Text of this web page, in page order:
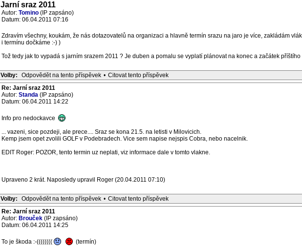
Jarní sraz 2011
Autor: Tomino (IP zapsáno)
Datum: 06.04.2011 07:16
Zdravím všechny, koukám, že nás dotazovatelů na organizaci a hlavně termín srazu na jaro je více, zakládám
i termínu dočkáme :-) )
Tož tedy jak to vypadá s jarním srazem 2011 ? Je duben a pomalu se vyplatí plánovat na konec a začátek příštího
Volby: Odpovědět na tento příspěvek • Citovat tento příspěvek
Re: Jarní sraz 2011
Autor: Standa (IP zapsáno)
Datum: 06.04.2011 14:22
Info pro nedockavce
... vazeni, sice pozdeji, ale prece.... Sraz se kona 21.5. na letisti v Milovicich.
Kemp jsem opet zvolili GOLF v Podebradech. Vice sem napise nejspis Cobra, nebo nacelnik.
EDIT Roger: POZOR, tento termin uz neplati, viz informace dale v tomto vlakne.
Upraveno 2 krát. Naposledy upravil Roger (20.04.2011 07:10)
Volby: Odpovědět na tento příspěvek • Citovat tento příspěvek
Re: Jarní sraz 2011
Autor: Brouček (IP zapsáno)
Datum: 06.04.2011 14:25
To je škoda :-((((((((
(termín)